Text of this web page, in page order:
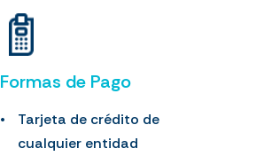
Formas de Pago
Tarjeta de crédito de
cualquier entidad